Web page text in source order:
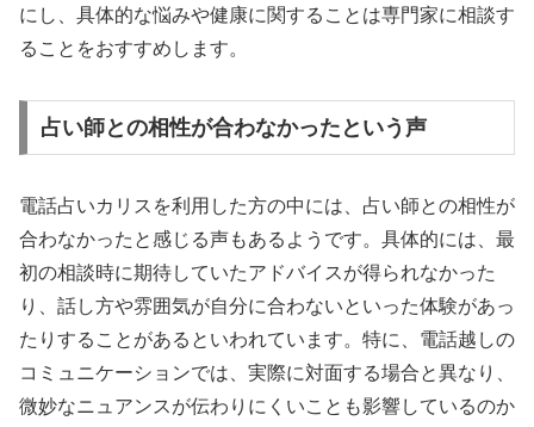
にし、具体的な悩みや健康に関することは専門家に相談す
ることをおすすめします。
占い師との相性が合わなかったという声
電話占いカリスを利用した方の中には、占い師との相性が
合わなかったと感じる声もあるようです。具体的には、最
初の相談時に期待していたアドバイスが得られなかった
り、話し方や雰囲気が自分に合わないといった体験があっ
たりすることがあるといわれています。特に、電話越しの
コミュニケーションでは、実際に対面する場合と異なり、
微妙なニュアンスが伝わりにくいことも影響しているのか